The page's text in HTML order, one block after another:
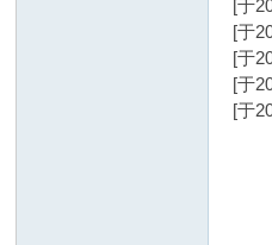
[于
[于
[于
[于
[于